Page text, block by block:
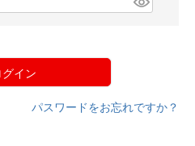
グイン
パスワードをお忘れですか？